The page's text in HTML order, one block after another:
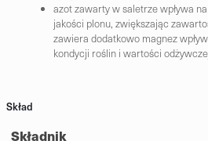
azot zawarty w saletrze wpływa
jakości plonu, zwiększając
zawiera dodatkowo magnez
kondycji roślin i wartości
Skład
Składnik